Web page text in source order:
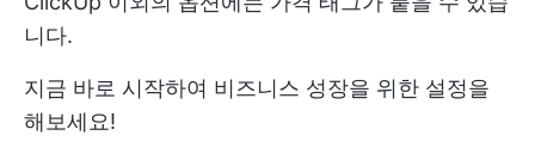
니다.
지금 바로 시작하여 비즈니스 성장을 위한 설정을
해보세요!